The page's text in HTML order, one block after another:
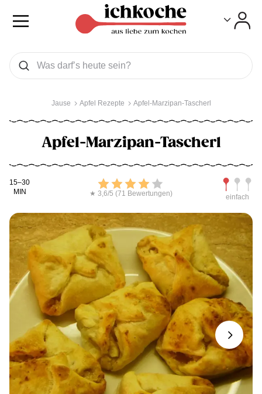
Was wollen Sie suchen
Suchen
Jause Apfel Rezepte Apfel-Marzipan-Tascherl
Apfel-Marzipan-Tascherl
Kochdauer
15–30
MIN
Bewerten
★ 3,6/5 (71 Bewertungen) einfach
Next